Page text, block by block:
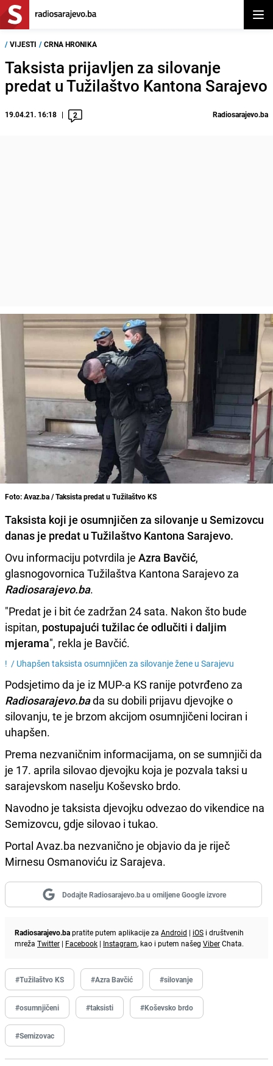
/ VIJESTI / CRNA HRONIKA
Taksista prijavljen za silovanje
predat u Tužilaštvo Kantona Sarajevo
19.04.21. 16:18 2 Radiosarajevo.ba
Foto: Avaz.ba / Taksista predat u Tužilaštvo KS
Taksista koji je osumnjičen za silovanje u Semizovcu
danas je predat u Tužilaštvo Kantona Sarajevo.
Ovu informaciju potvrdila je Azra Bavčić,
glasnogovornica Tužilaštva Kantona Sarajevo za
Radiosarajevo.ba.
"Predat je i bit će zadržan 24 sata. Nakon što bude
ispitan, postupajući tužilac će odlučiti i daljim
mjerama", rekla je Bavčić.
! / Uhapšen taksista osumnjičen za silovanje žene u Sarajevu
Podsjetimo da je iz MUP-a KS ranije potvrđeno za
Radiosarajevo.bada su dobili prijavu djevojke o
silovanju, te je brzom akcijom osumnjičeni lociran i
uhapšen.
Prema nezvaničnim informacijama, on se sumnjiči da
je 17. aprila silovao djevojku koja je pozvala taksi u
sarajevskom naselju Koševsko brdo.
Navodno je taksista djevojku odvezao do vikendice na
Semizovcu, gdje silovao i tukao.
Portal Avaz.ba nezvanično je objavio da je riječ
Mirnesu Osmanoviću iz Sarajeva.
Dodajte Radiosarajevo.ba u omiljene Google izvore
Radiosarajevo.bapratite putem aplikacije za Android | iOS i društvenih
mreža Twitter | Facebook | Instagram, kao i putem našeg ViberChata.
#Tužilaštvo KS #Azra Bavčić #silovanje
#osumnjičeni #taksisti #Koševsko brdo
#Semizovac